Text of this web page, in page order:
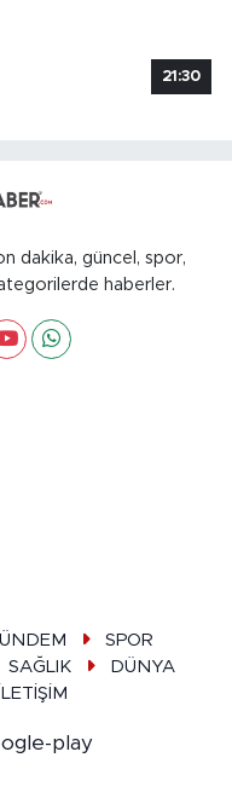
21:30
dakika, güncel, spor,
haberler.
SPOR
SAĞLIK
DÜNYA